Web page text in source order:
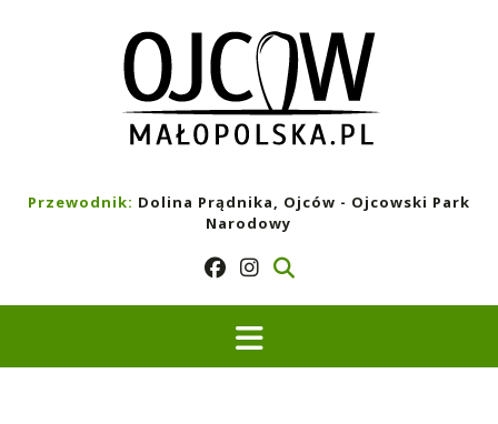
Przewodnik: Dolina Prądnika, Ojców - Ojcowski Park
Narodowy